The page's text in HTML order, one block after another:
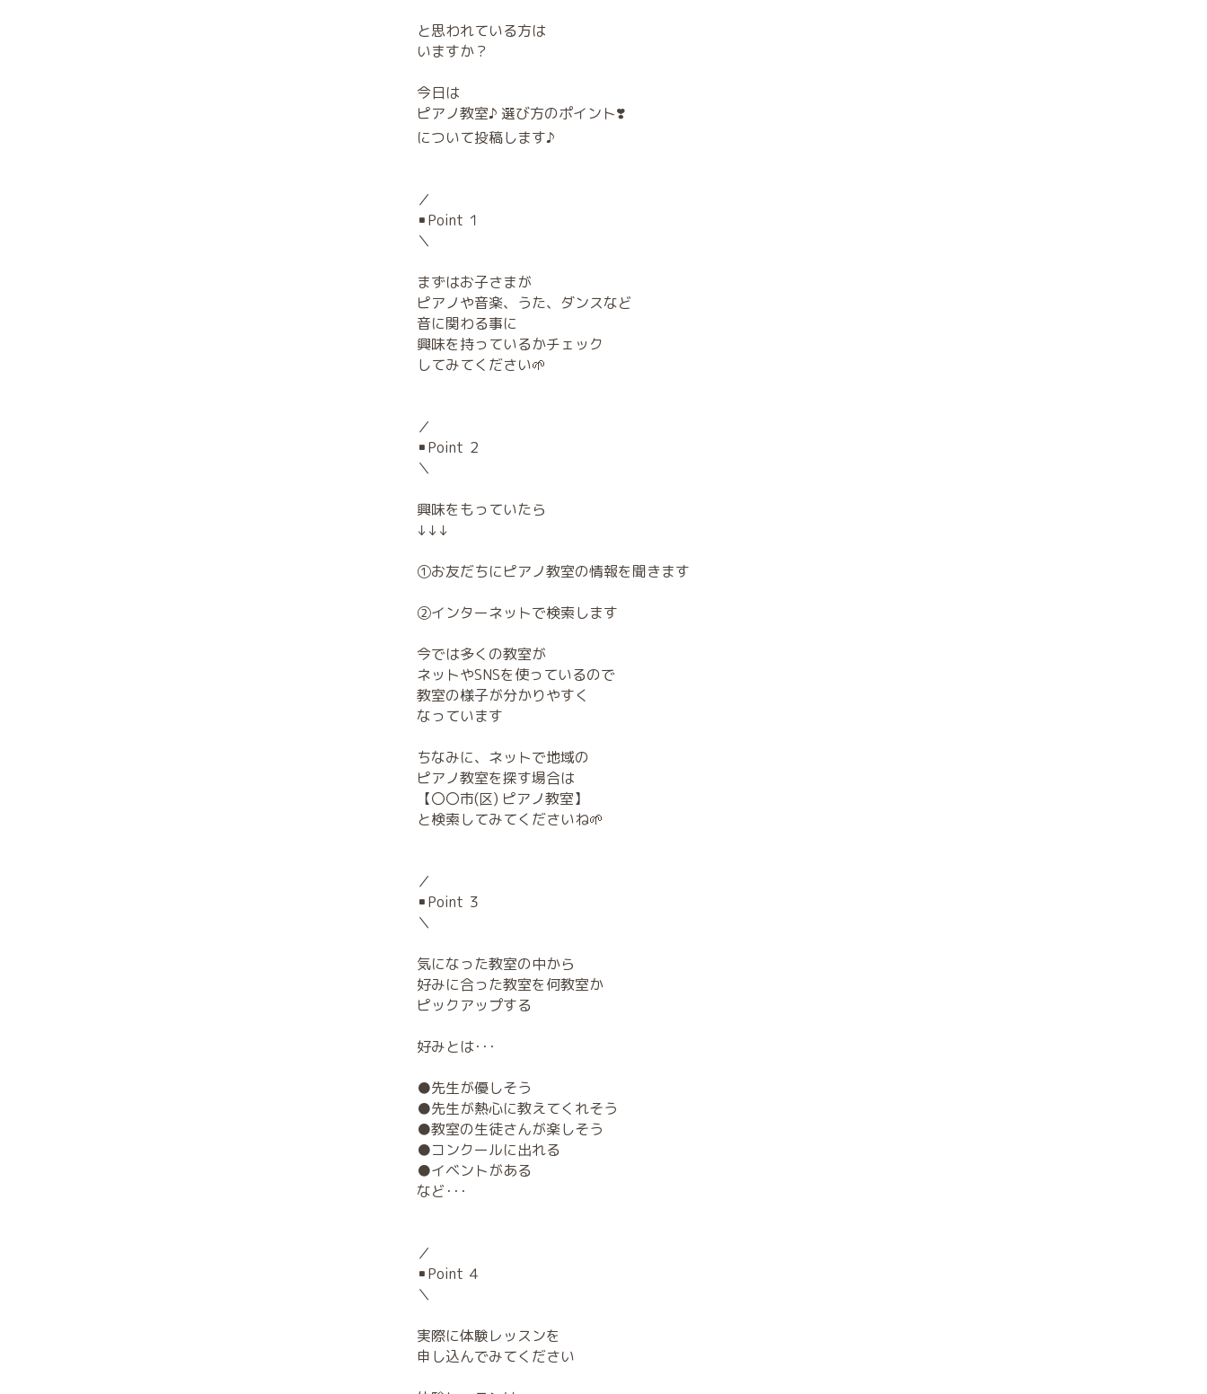
と思われている方は
いますか？
今日は
ピアノ教室♪ 選び方のポイント❣️
について投稿します♪
／
▪️Point １
＼
まずはお子さまが
ピアノや音楽、うた、ダンスなど
音に関わる事に
興味を持っているかチェック
してみてください🌱
／
▪️Point ２
＼
興味をもっていたら
↓↓↓
①お友だちにピアノ教室の情報を聞きます
②インターネットで検索します
今では多くの教室が
ネットやSNSを使っているので
教室の様子が分かりやすく
なっています
ちなみに、ネットで地域の
ピアノ教室を探す場合は
【〇〇市(区) ピアノ教室】
と検索してみてくださいね🌱
／
▪️Point ３
＼
気になった教室の中から
好みに合った教室を何教室か
ピックアップする
好みとは･･･
●先生が優しそう
●先生が熱心に教えてくれそう
●教室の生徒さんが楽しそう
●コンクールに出れる
●イベントがある
など･･･
／
▪️Point ４
＼
実際に体験レッスンを
申し込んでみてください